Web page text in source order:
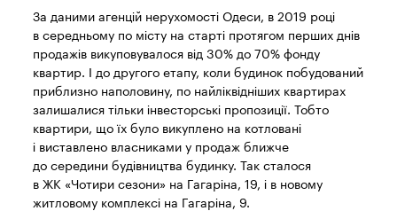
За даними агенцій нерухомості Одеси, в 2019 році
в середньому по місту на старті протягом перших днів
продажів викуповувалося від 30% до 70% фонду
квартир. І до другого етапу, коли будинок побудований
приблизно наполовину, по найліквідніших квартирах
залишалися тільки інвесторські пропозиції. Тобто
квартири, що їх було викуплено на котловані
і виставлено власниками у продаж ближче
до середини будівництва будинку. Так сталося
в ЖК «Чотири сезони» на Гагаріна, 19, і в новому
житловому комплексі на Гагаріна, 9.